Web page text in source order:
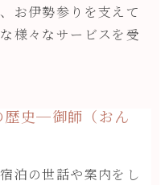
お伊勢参りを支えて
様々なサービスを受
歴史─御師（おん
泊の世話や案内をし